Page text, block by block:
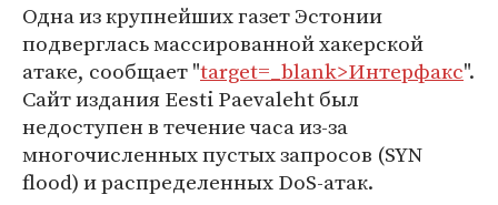
Одна из крупнейших газет Эстонии
подверглась массированной хакерской
атаке, сообщает "target=_blank>Интерфакс".
Сайт издания Eesti Paevaleht был
недоступен в течение часа из-за
многочисленных пустых запросов (SYN
flood) и распределенных DoS-атак.